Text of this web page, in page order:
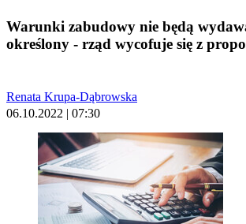
Warunki zabudowy nie będą
określony - rząd wycofuje się z
Renata Krupa-Dąbrowska
06.10.2022 | 07:30